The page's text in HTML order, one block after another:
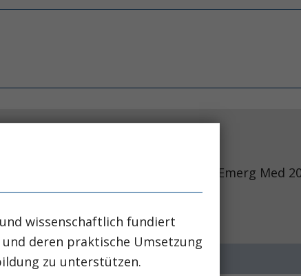
acetaminophen overdose.
al. Acad Emerg Med 2008;
Scotland.
wissenschaftlich fundiert
deren praktische Umsetzung
zu unterstützen.